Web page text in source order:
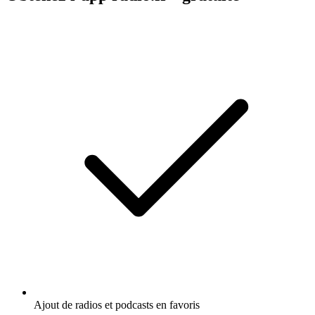
Ajout de radios et podcasts en favoris